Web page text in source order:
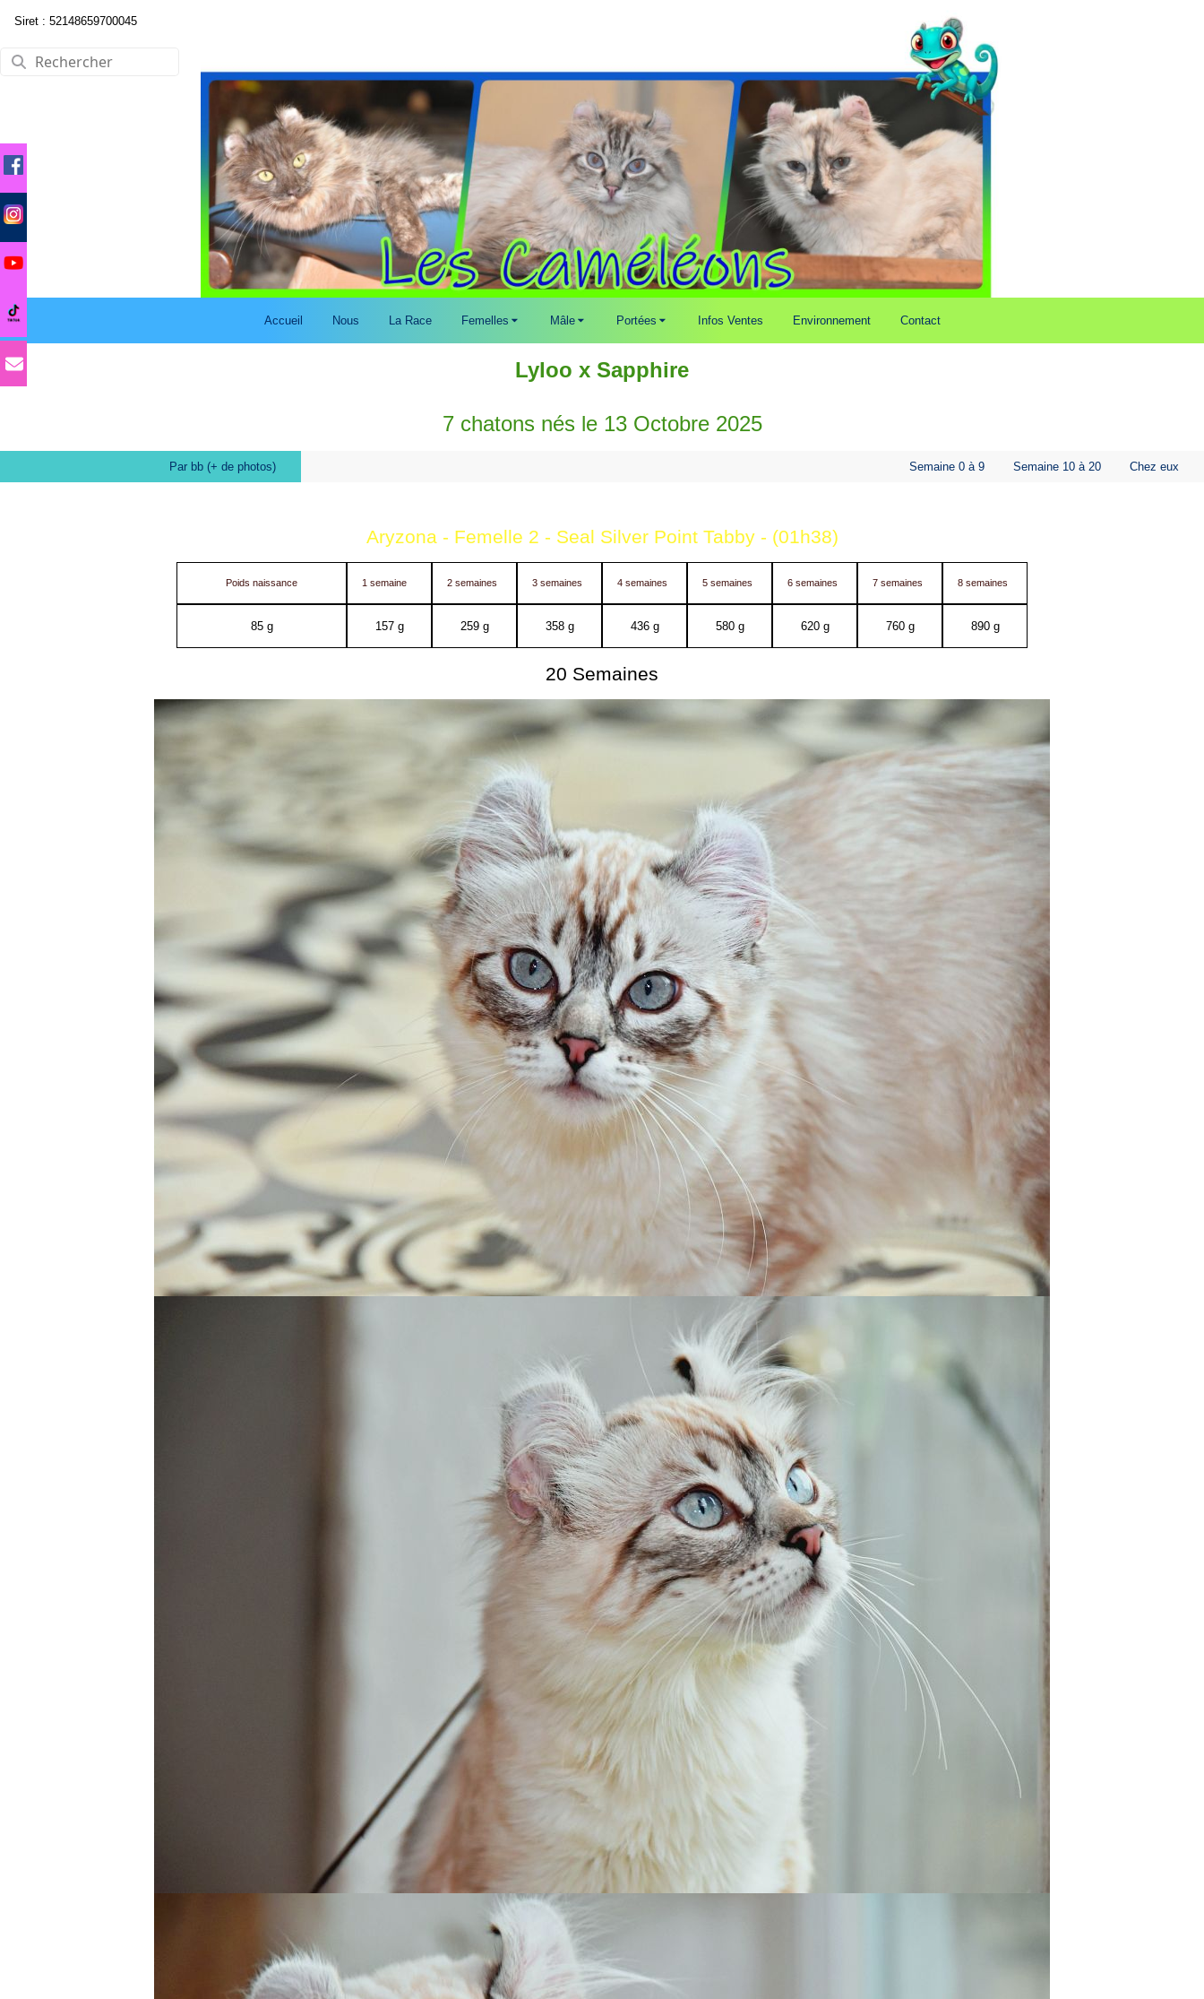
Siret : 52148659700045
Accueil Nous La Race Femelles Mâle Portées Infos Ventes Environnement Contact
Lyloo x Sapphire
7 chatons nés le 13 Octobre 2025
Par bb (+ de photos) Semaine 0 à 9 Semaine 10 à 20 Chez eux
Aryzona - Femelle 2 - Seal Silver Point Tabby - (01h38)
Poids naissance
85 g
1 semaine
157 g
2 semaines
259 g
3 semaines
358 g
4 semaines
436 g
5 semaines
580 g
6 semaines
620 g
7 semaines
760 g
8 semaines
890 g
20 Semaines